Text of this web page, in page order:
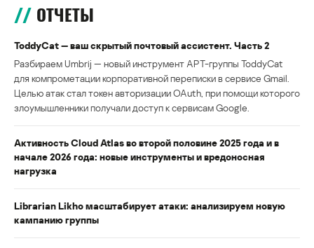
ОТЧЕТЫ
ToddyCat — ваш скрытый почтовый ассистент. Часть 2
Разбираем Umbrij — новый инструмент APT-группы ToddyCat
для компрометации корпоративной переписки в сервисе Gmail.
Целью атак стал токен авторизации OAuth, при помощи которого
злоумышленники получали доступ к сервисам Google.
Активность Cloud Atlas во второй половине 2025 года и в
начале 2026 года: новые инструменты и вредоносная
нагрузка
Librarian Likho масштабирует атаки: анализируем новую
кампанию группы